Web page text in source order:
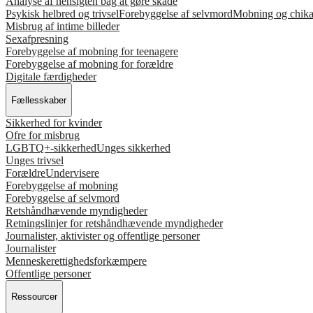
Psykisk helbred og trivselForebyggelse af selvmordMobning og
Misbrug af intime billeder
Sexafpresning
Forebyggelse af mobning for teenagere
Forebyggelse af mobning for forældre
Digitale færdigheder
Fællesskaber
Sikkerhed for kvinder
Ofre for misbrug
LGBTQ+-sikkerhedUnges sikkerhed
Unges trivsel
ForældreUndervisere
Forebyggelse af mobning
Forebyggelse af selvmord
Retshåndhævende myndigheder
Retningslinjer for retshåndhævende myndigheder
Journalister, aktivister og offentlige personer
Journalister
Menneskerettighedsforkæmpere
Offentlige personer
Ressourcer